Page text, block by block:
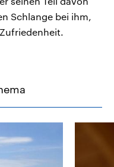
Schlange bei ihm,